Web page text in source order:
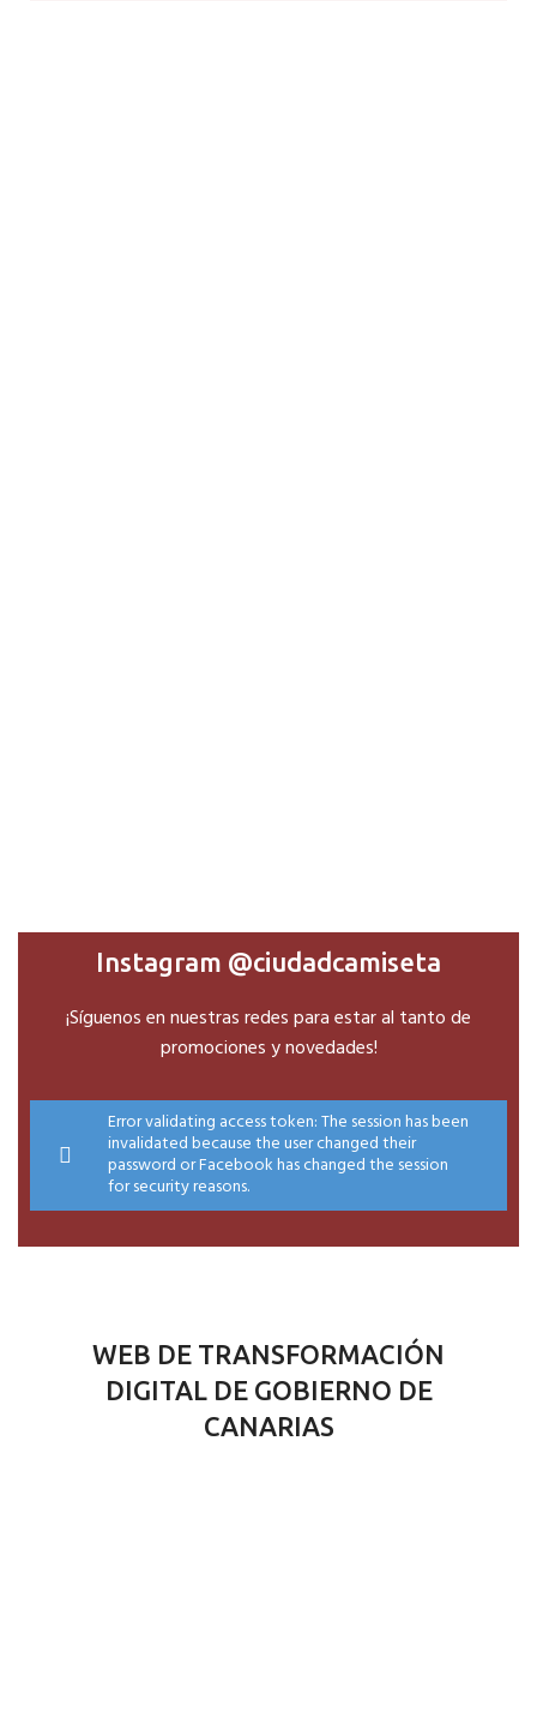
Instagram @ciudadcamiseta
¡Síguenos en nuestras redes para estar al tanto de
promociones y novedades!
Error validating access token: The session has been
invalidated because the user changed their
password or Facebook has changed the session
for security reasons.
WEB DE TRANSFORMACIÓN
DIGITAL DE GOBIERNO DE
CANARIAS